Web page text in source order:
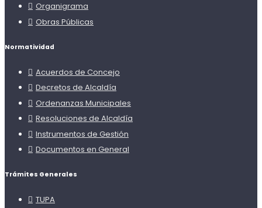
Organigrama
Obras Públicas
Normatividad
Acuerdos de Concejo
Decretos de Alcaldía
Ordenanzas Municipales
Resoluciones de Alcaldía
Instrumentos de Gestión
Documentos en General
Trámites Generales
TUPA